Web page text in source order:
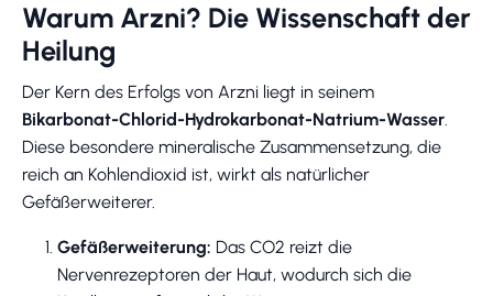
Warum Arzni? Die Wissenschaft der
Heilung
Der Kern des Erfolgs von Arzni liegt in seinem
Bikarbonat-Chlorid-Hydrokarbonat-Natrium-Wasser.
Diese besondere mineralische Zusammensetzung, die
reich an Kohlendioxid ist, wirkt als natürlicher
Gefäßerweiterer.
Gefäßerweiterung: Das CO2 reizt die
Nervenrezeptoren der Haut, wodurch sich die